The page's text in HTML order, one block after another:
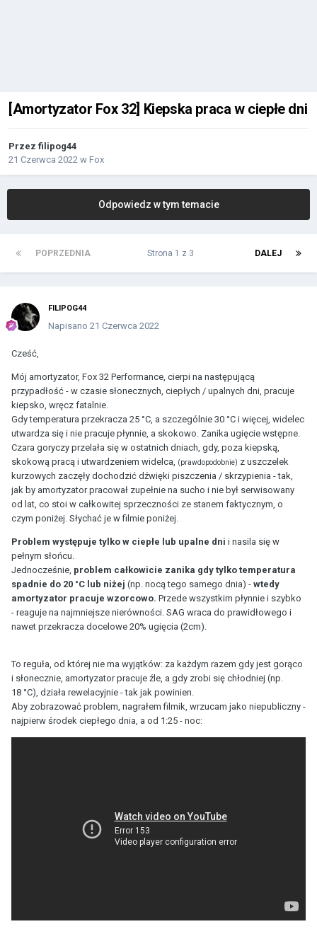
[Amortyzator Fox 32] Kiepska praca w ciepłe dni
Przez filipog44
21 Czerwca 2022 w Fox
Odpowiedz w tym temacie
POPRZEDNIA DALEJ
Strona 1 z 3
FILIPOG44
Napisano 21 Czerwca 2022
Cześć,
Mój amortyzator, Fox 32 Performance, cierpi na następującą
przypadłość - w czasie słonecznych, ciepłych / upalnych dni, pracuje
kiepsko, wręcz fatalnie.
Gdy temperatura przekracza 25 °C, a szczególnie 30 °C i więcej, widelec
utwardza się i nie pracuje płynnie, a skokowo. Zanika ugięcie wstępne.
Czara goryczy przelała się w ostatnich dniach, gdy, poza kiepską,
skokową pracą i utwardzeniem widelca, (prawdopodobnie) z uszczelek
kurzowych zaczęły dochodzić dźwięki piszczenia / skrzypienia - tak,
jak by amortyzator pracował zupełnie na sucho i nie był serwisowany
od lat, co stoi w całkowitej sprzeczności ze stanem faktycznym, o
czym poniżej. Słychać je w filmie poniżej.
Problem występuje tylko w ciepłe lub upalne dni i nasila się w
pełnym słońcu.
Jednocześnie, problem całkowicie zanika gdy tylko temperatura
spadnie do 20 °C lub niżej (np. nocą tego samego dnia) - wtedy
amortyzator pracuje wzorcowo. Przede wszystkim płynnie i szybko
- reaguje na najmniejsze nierówności. SAG wraca do prawidłowego i
nawet przekracza docelowe 20% ugięcia (2cm).
To reguła, od której nie ma wyjątków: za każdym razem gdy jest gorąco
i słonecznie, amortyzator pracuje źle, a gdy zrobi się chłodniej (np.
18 °C), działa rewelacyjnie - tak jak powinien.
Aby zobrazować problem, nagrałem filmik, wrzucam jako niepubliczny -
najpierw środek ciepłego dnia, a od 1:25 - noc: